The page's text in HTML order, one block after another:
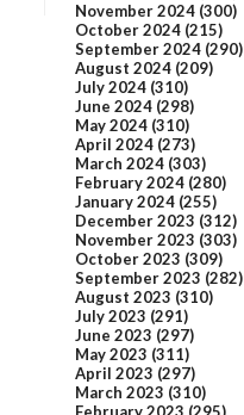
November 2024 (300)
October 2024 (215)
September 2024 (290)
August 2024 (209)
July 2024 (310)
June 2024 (298)
May 2024 (310)
April 2024 (273)
March 2024 (303)
February 2024 (280)
January 2024 (255)
December 2023 (312)
November 2023 (303)
October 2023 (309)
September 2023 (282)
August 2023 (310)
July 2023 (291)
June 2023 (297)
May 2023 (311)
April 2023 (297)
March 2023 (310)